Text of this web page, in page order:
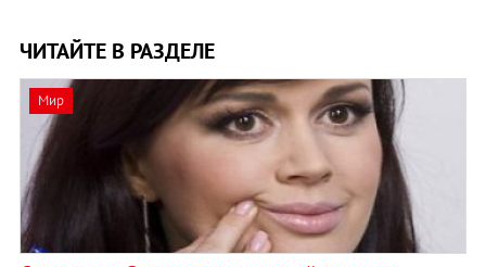
ЧИТАЙТЕ В РАЗДЕЛЕ
Мир